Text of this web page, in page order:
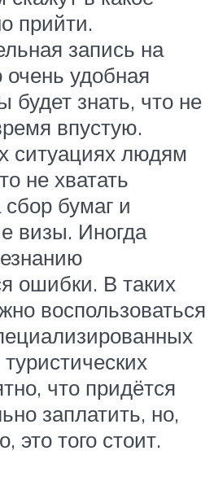
прийти.
запись на
очень удобная
будет знать, что не
впустую.
ситуациях людям
не хватать
бумаг и
визы. Иногда
ошибки. В таких
воспользоваться
что придётся
заплатить, но,
это того стоит.